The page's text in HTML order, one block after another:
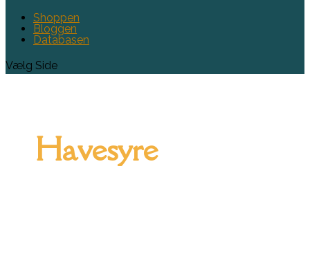
Shoppen
Bloggen
Databasen
Vælg Side
Havesyre